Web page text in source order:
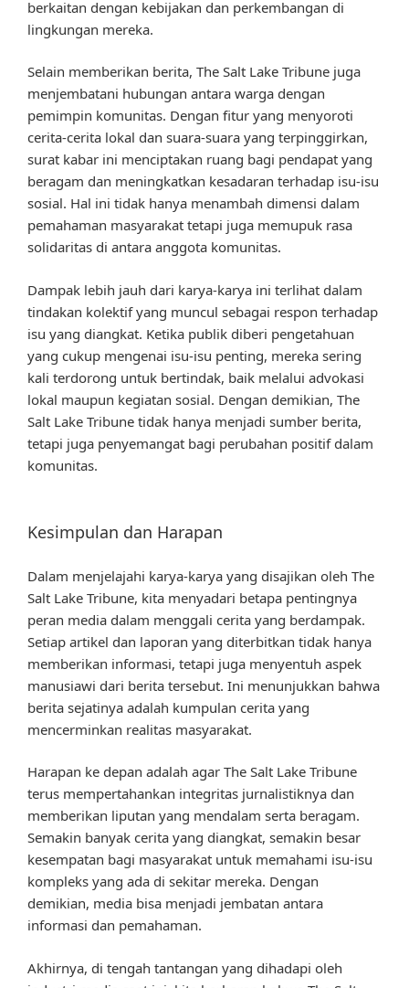
berkaitan dengan kebijakan dan perkembangan di
lingkungan mereka.
Selain memberikan berita, The Salt Lake Tribune juga
menjembatani hubungan antara warga dengan
pemimpin komunitas. Dengan fitur yang menyoroti
cerita-cerita lokal dan suara-suara yang terpinggirkan,
surat kabar ini menciptakan ruang bagi pendapat yang
beragam dan meningkatkan kesadaran terhadap isu-isu
sosial. Hal ini tidak hanya menambah dimensi dalam
pemahaman masyarakat tetapi juga memupuk rasa
solidaritas di antara anggota komunitas.
Dampak lebih jauh dari karya-karya ini terlihat dalam
tindakan kolektif yang muncul sebagai respon terhadap
isu yang diangkat. Ketika publik diberi pengetahuan
yang cukup mengenai isu-isu penting, mereka sering
kali terdorong untuk bertindak, baik melalui advokasi
lokal maupun kegiatan sosial. Dengan demikian, The
Salt Lake Tribune tidak hanya menjadi sumber berita,
tetapi juga penyemangat bagi perubahan positif dalam
komunitas.
Kesimpulan dan Harapan
Dalam menjelajahi karya-karya yang disajikan oleh The
Salt Lake Tribune, kita menyadari betapa pentingnya
peran media dalam menggali cerita yang berdampak.
Setiap artikel dan laporan yang diterbitkan tidak hanya
memberikan informasi, tetapi juga menyentuh aspek
manusiawi dari berita tersebut. Ini menunjukkan bahwa
berita sejatinya adalah kumpulan cerita yang
mencerminkan realitas masyarakat.
Harapan ke depan adalah agar The Salt Lake Tribune
terus mempertahankan integritas jurnalistiknya dan
memberikan liputan yang mendalam serta beragam.
Semakin banyak cerita yang diangkat, semakin besar
kesempatan bagi masyarakat untuk memahami isu-isu
kompleks yang ada di sekitar mereka. Dengan
demikian, media bisa menjadi jembatan antara
informasi dan pemahaman.
Akhirnya, di tengah tantangan yang dihadapi oleh